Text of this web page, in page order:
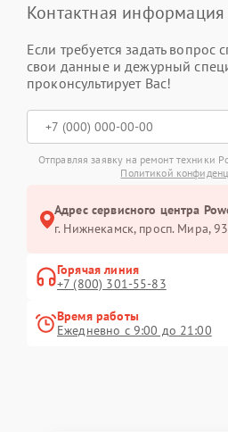
Контактная информация
Если требуется задать вопрос
свои данные и дежурный
проконсультирует Вас!
Отправляя заявку на ремонт техники
Политикой
Адрес сервисного центра
г. Нижнекамск, просп. Мира,
Горячая линия
+7 (800) 301-55-83
Время работы
Ежедневно с 9:00 до 21:00